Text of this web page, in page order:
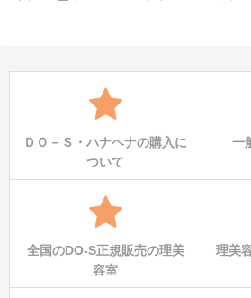
ＤＯ－Ｓ・ハナヘナの購入に
ついて
一
全国のDO-S正規販売の理美
容室
理美